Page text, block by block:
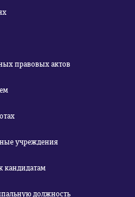
правовых актов
учреждения
кандидатам
должность